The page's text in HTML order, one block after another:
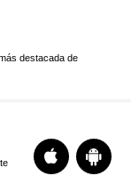
destacada de